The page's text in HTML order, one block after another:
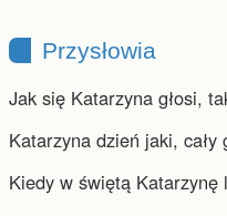
Przysłowia
Jak się Katarzyna głosi,
Katarzyna dzień jaki, cały
Kiedy w świętą